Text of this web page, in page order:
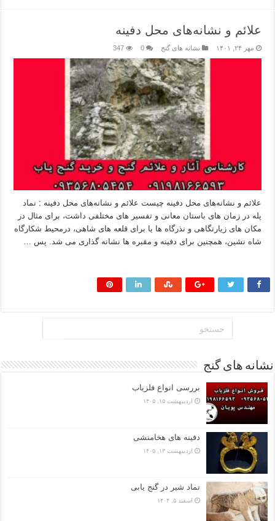
علائم و نشانه‌های محل دفینه
مهر ۲۴, ۱۴۰۱ نشانه های گنج 0
347
علائم و نشانه‌های محل دفینه چیست علائم و نشانه‌های محل دفینه : نماد
پله در زمان های باستان معانی و تفسیر های مختلفی داشت، برای مثال در
مکان های زیارتگاهی و نذرگاه ها یا برای قلعه های شاهی، درمحیط شکارگاه
شاه نشین، همچنین برای دفینه و مقبره ها نشانه گذاری می شد. پس …
نشانه های گنج
بررسی انواع فلزیاب
اردیبهشت ۱۵, ۱۴۰۵
دفینه های هخامنشی
اردیبهشت ۱۳, ۱۴۰۵
نماد شیر در گنج یابی
اسفند ۵, ۱۴۰۴